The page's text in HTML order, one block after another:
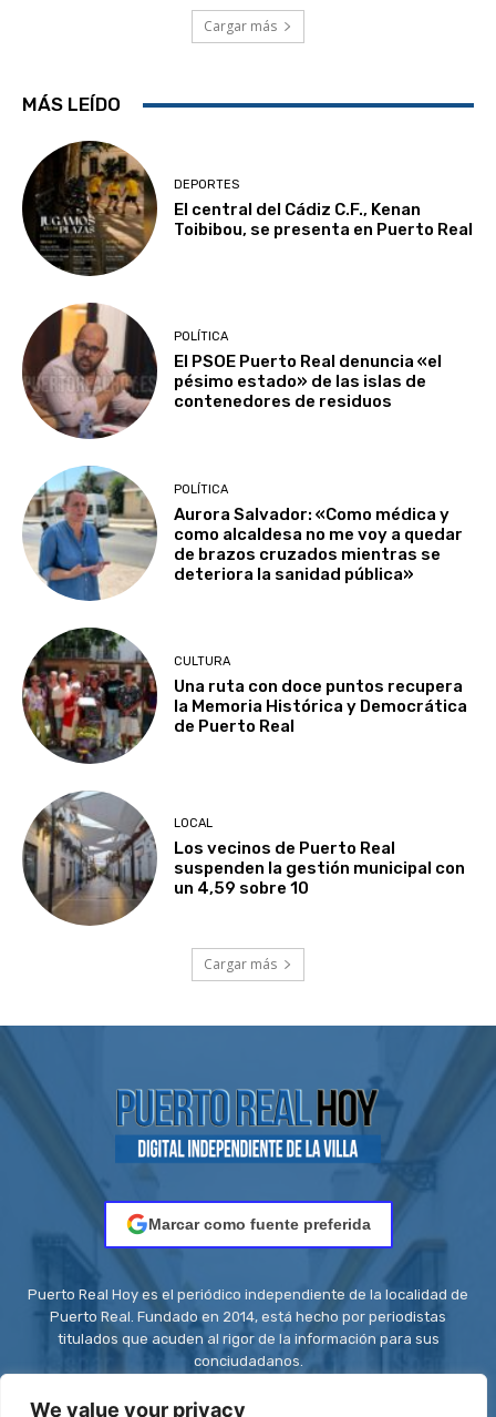
We value your privacy
Cargar más
MÁS LEÍDO
DEPORTES
El central del Cádiz C.F., Kenan
Toibibou, se presenta en Puerto Real
POLÍTICA
El PSOE Puerto Real denuncia «el
pésimo estado» de las islas de
contenedores de residuos
POLÍTICA
Aurora Salvador: «Como médica y
como alcaldesa no me voy a quedar
de brazos cruzados mientras se
deteriora la sanidad pública»
CULTURA
Una ruta con doce puntos recupera
la Memoria Histórica y Democrática
de Puerto Real
LOCAL
Los vecinos de Puerto Real
suspenden la gestión municipal con
un 4,59 sobre 10
Cargar más
Marcar como fuente preferida
Puerto Real Hoy es el periódico independiente de la localidad de
Puerto Real. Fundado en 2014, está hecho por periodistas
titulados que acuden al rigor de la información para sus
conciudadanos.
Contacto: redaccion@puertorealhoy.es